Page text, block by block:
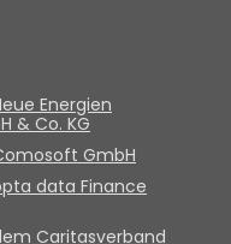
Energien
& Co. KG
GmbH
data Finance
Caritasverband